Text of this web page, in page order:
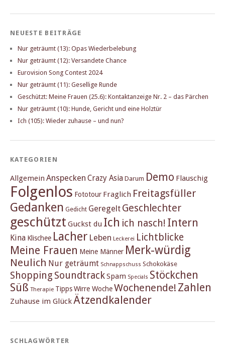
NEUESTE BEITRÄGE
Nur geträumt (13): Opas Wiederbelebung
Nur geträumt (12): Versandete Chance
Eurovision Song Contest 2024
Nur geträumt (11): Gesellige Runde
Geschützt: Meine Frauen (25.6): Kontaktanzeige Nr. 2 – das Pärchen
Nur geträumt (10): Hunde, Gericht und eine Holztür
Ich (105): Wieder zuhause – und nun?
KATEGORIEN
Allgemein Anspecken Crazy Asia Darum Demo Flauschig
Folgenlos Fototour Fraglich Freitagsfüller
Gedanken Gedicht Geregelt Geschlechter
geschützt Guckst du Ich ich nasch! Intern
Kina Klischee Lacher Leben Leckerei Lichtblicke
Meine Frauen Meine Männer Merk-würdig
Neulich Nur geträumt Schnappschuss Schokokäse
Shopping SoundtrackSpam Specials Stöckchen
Süß Therapie TippsWirre WocheWochenende! Zahlen
Zuhause im Glück Ätzendkalender
SCHLAGWÖRTER